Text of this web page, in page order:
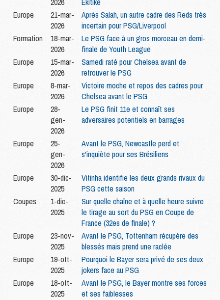
Europe
21-mar-
2026
Après Salah, un autre cadre des Reds très
incertain pour PSG/Liverpool
Formation
18-mar-
2026
Le PSG face à un gros morceau en demi-
finale de Youth League
Europe
15-mar-
2026
Samedi raté pour Chelsea avant de
retrouver le PSG
Europe
8-mar-
2026
Victoire moche et repos des cadres pour
Chelsea avant le PSG
Europe
28-
gen-
2026
Le PSG finit 11e et connaît ses
adversaires potentiels en barrages
Europe
25-
gen-
2026
Avant le PSG, Newcastle perd et
s'inquiète pour ses Brésiliens
Europe
30-dic-
2025
Vitinha identifie les deux grands rivaux du
PSG cette saison
Coupes
1-dic-
2025
Sur quelle chaîne et à quelle heure suivre
le tirage au sort du PSG en Coupe de
France (32es de finale) ?
Europe
23-nov-
2025
Avant le PSG, Tottenham récupère des
blessés mais prend une raclée
Europe
19-ott-
2025
Pourquoi le Bayer sera privé de ses deux
jokers face au PSG
Europe
18-ott-
2025
Avant le PSG, le Bayer montre ses forces
et ses faiblesses